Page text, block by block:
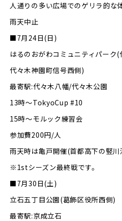
人通りの多い広場でのゲリラ的な
雨天中止
■7月24日(日)
はるのおがわコミュニティパーク
代々木神園町信号西側)
最寄駅:代々木八幡/代々木公園
13時～TokyoCup #10
15時～モルック練習会
参加費200円/人
雨天時は亀戸開催(首都高下の竪
※1stシーズン最終戦です。
■7月30日(土)
立石五丁目公園(葛飾区役所西側)
最寄駅:京成立石